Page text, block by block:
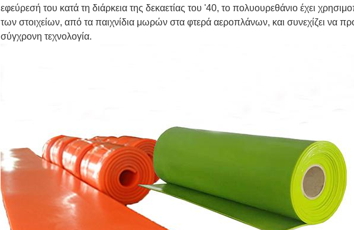
εφεύρεσή του κατά τη διάρκεια της δεκαετίας του '40, το πολυουρεθάνιο έχει
των στοιχείων, από τα παιχνίδια μωρών στα φτερά αεροπλάνων, και συνεχίζει να
σύγχρονη τεχνολογία.